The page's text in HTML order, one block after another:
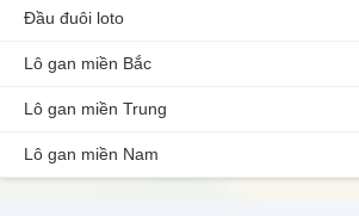
Đầu đuôi loto
Lô gan miền Bắc
Lô gan miền Trung
Lô gan miền Nam